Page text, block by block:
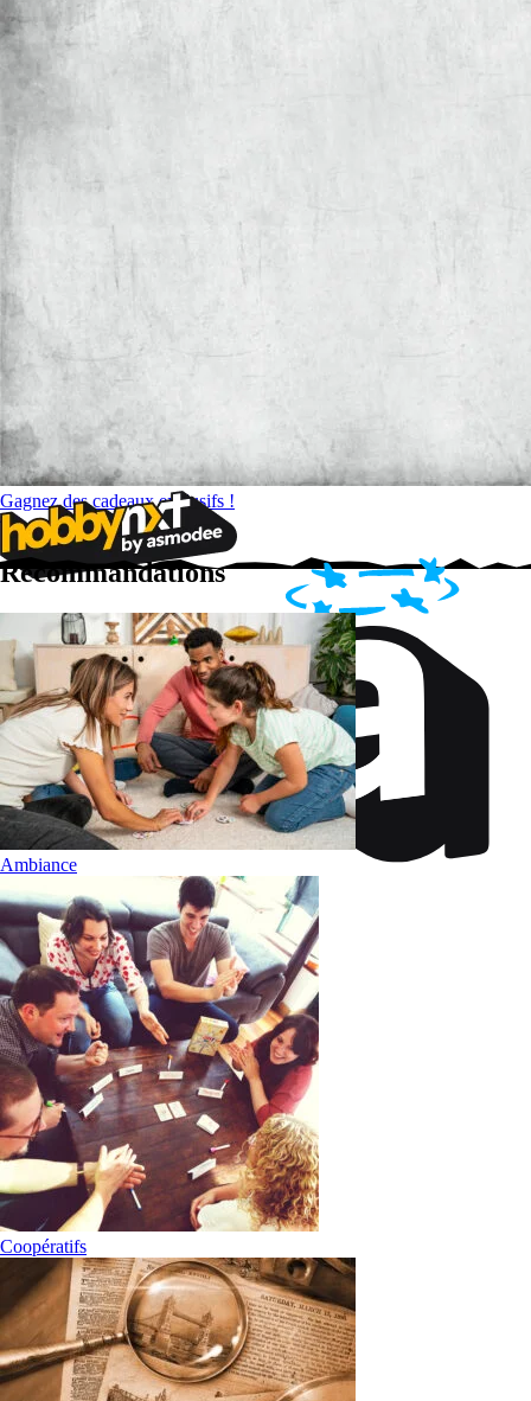
Gagnez des cadeaux exclusifs !
Recommandations
Ambiance
Coopératifs